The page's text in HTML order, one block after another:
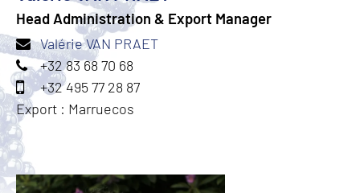
Head Administration & Export Manager
Valérie VAN PRAET
+32 83 68 70 68
+32 495 77 28 87
Export : Marruecos